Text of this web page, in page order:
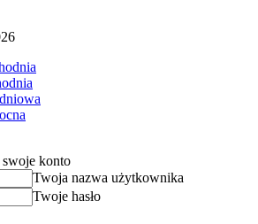
konto
Twoja nazwa użytkownika
Twoje hasło